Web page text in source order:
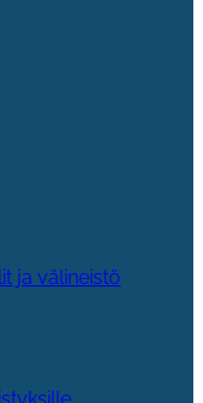
ja välineistö